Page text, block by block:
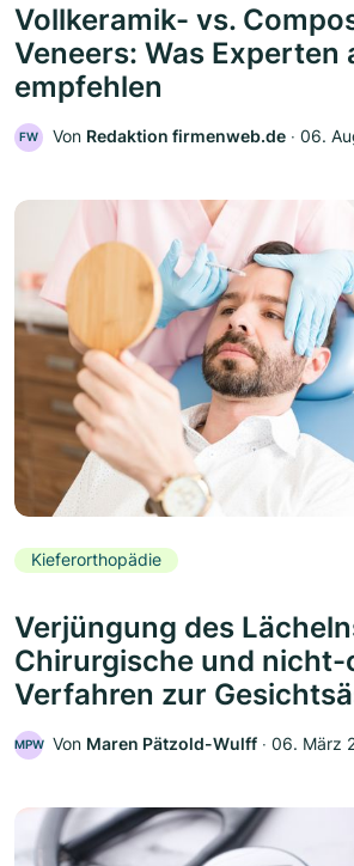
Vollkeramik- vs.
Veneers: Was Experten
empfehlen
FW Von Redaktion firmenweb.de ‧ 06.
Kieferorthopädie
Verjüngung des
Chirurgische und
Verfahren zur
MPW Von Maren Pätzold-Wulff ‧ 06. März